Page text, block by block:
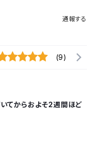
通報する
(9)
てからおよそ2週間ほど